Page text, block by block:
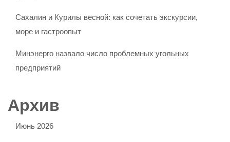
Сахалин и Курилы весной: как сочетать экскурсии,
море и гастроопыт
Минэнерго назвало число проблемных угольных
предприятий
Архив
Июнь 2026